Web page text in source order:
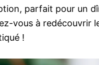
parfait pour un
vous à redécouvrir
!